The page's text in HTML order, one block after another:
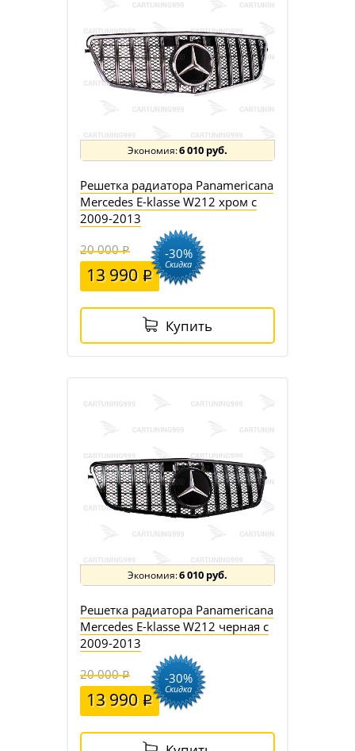
6 010 руб.
Решетка радиатора Panamericana
Mercedes E-klasse W212 хром с
2009-2013
20 000
13 990
-30%
Скидка
Купить
6 010 руб.
Решетка радиатора Panamericana
Mercedes E-klasse W212 черная с
2009-2013
20 000
13 990
-30%
Скидка